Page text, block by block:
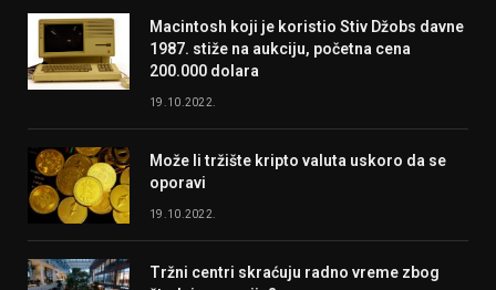
Macintosh koji je koristio Stiv Džobs davne
1987. stiže na aukciju, početna cena
200.000 dolara
19.10.2022.
Može li tržište kripto valuta uskoro da se
oporavi
19.10.2022.
Tržni centri skraćuju radno vreme zbog